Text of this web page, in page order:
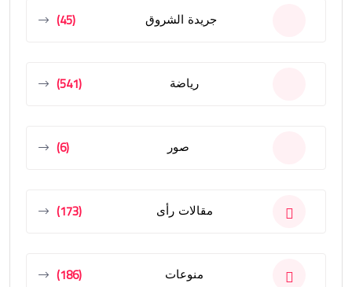
جريدة الشروق (45)
رياضة (541)
صور (6)
مقالات رأى (173)
منوعات (186)